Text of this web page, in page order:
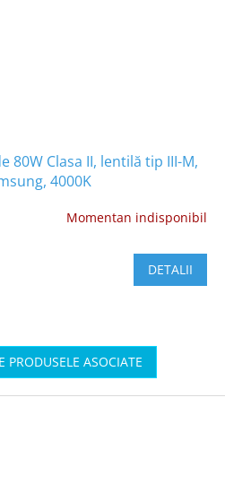
80W Clasa II, lentilă tip III-M,
4000K
Momentan indisponibil
DETALII
PRODUSELE ASOCIATE